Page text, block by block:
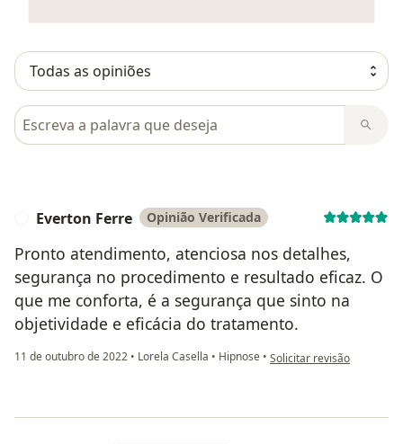
Pesquisar em opiniões
Everton Ferre Opinião Verificada
Pronto atendimento, atenciosa nos detalhes,
segurança no procedimento e resultado eficaz. O
que me conforta, é a segurança que sinto na
objetividade e eficácia do tratamento.
11 de outubro de 2022 • Lorela Casella • Hipnose • na opinião do utilizador
Solicitar revisão